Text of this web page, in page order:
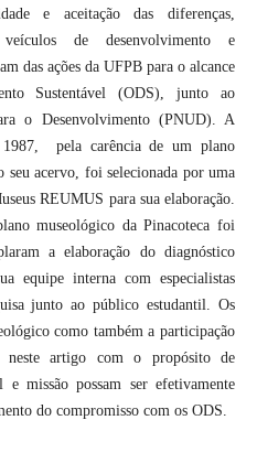
e aceitação das diferenças,
de desenvolvimento e
das ações da UFPB para o alcance
Sustentável (ODS), junto ao
o Desenvolvimento (PNUD). A
pela carência de um plano
acervo, foi selecionada por uma
REUMUS para sua elaboração.
museológico da Pinacoteca foi
a elaboração do diagnóstico
equipe interna com especialistas
junto ao público estudantil. Os
como também a participação
neste artigo com o propósito de
missão possam ser efetivamente
do compromisso com os ODS.